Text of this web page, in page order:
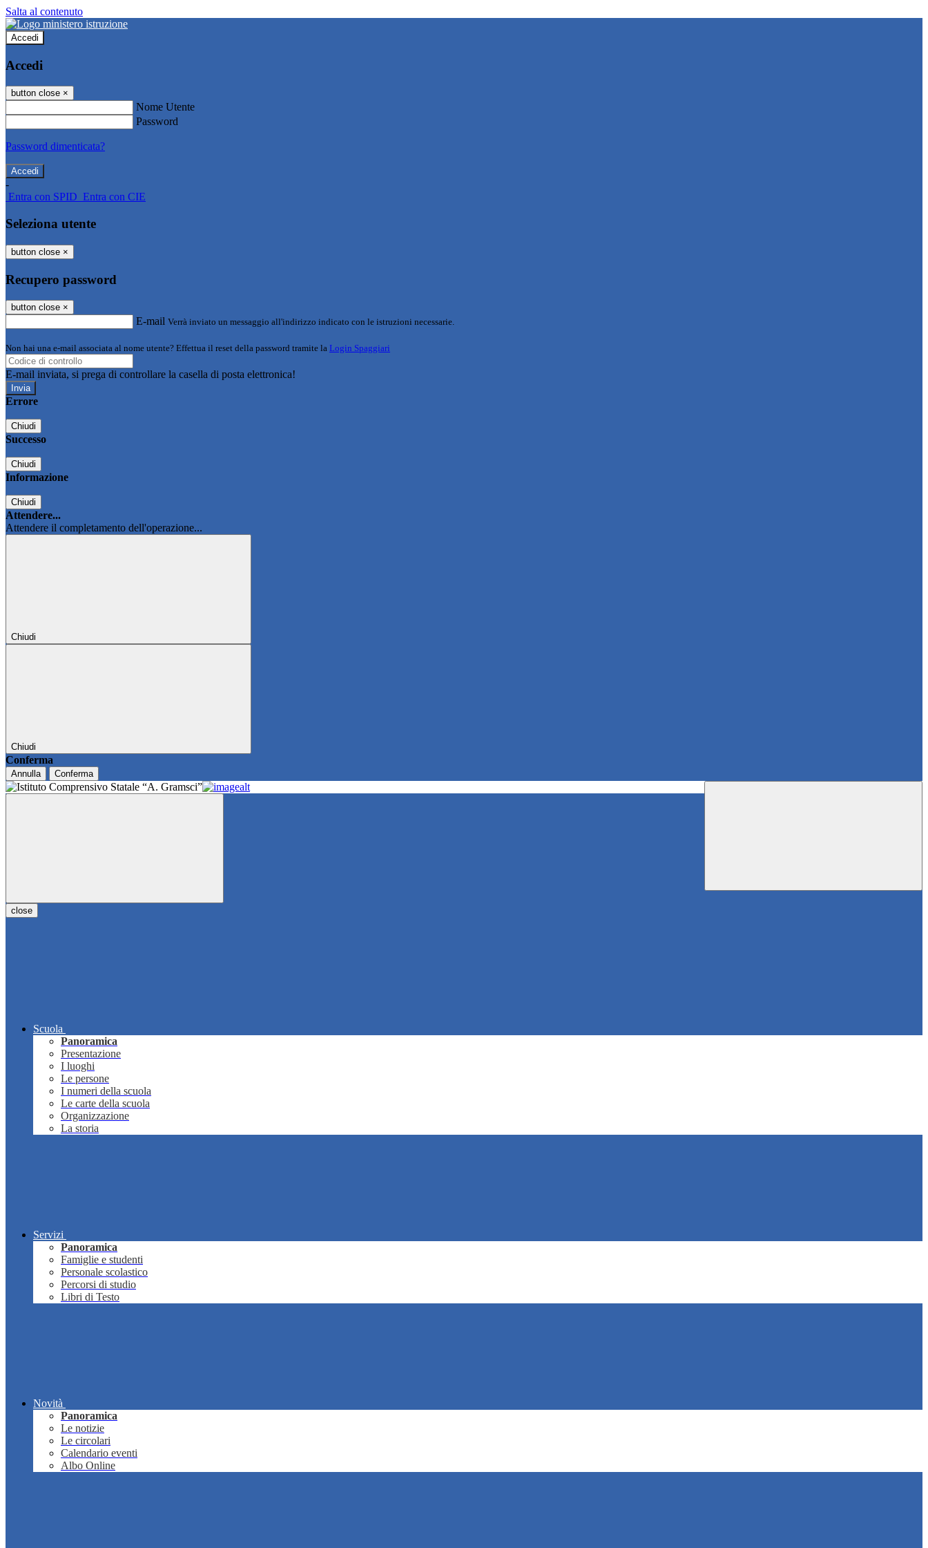
Salta al contenuto
Accedi
Accedi
button close ×
Nome Utente
Password
Password dimenticata?
-
Entra con SPID Entra con CIE
Seleziona utente
button close ×
Recupero password
button close ×
E-mail Verrà inviato un messaggio all'indirizzo indicato con le istruzioni necessarie.
Non hai una e-mail associata al nome utente? Effettua il reset della password tramite la Login Spaggiari
E-mail inviata, si prega di controllare la casella di posta elettronica!
Errore
Chiudi
Successo
Chiudi
Informazione
Chiudi
Attendere...
Attendere il completamento dell'operazione...
Chiudi
Chiudi
Conferma
Annulla Conferma
close
Scuola
Panoramica
Presentazione
I luoghi
Le persone
I numeri della scuola
Le carte della scuola
Organizzazione
La storia
Servizi
Panoramica
Famiglie e studenti
Personale scolastico
Percorsi di studio
Libri di Testo
Novità
Panoramica
Le notizie
Le circolari
Calendario eventi
Albo Online